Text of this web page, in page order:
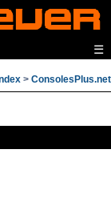
☰
> ConsolesPlus.net